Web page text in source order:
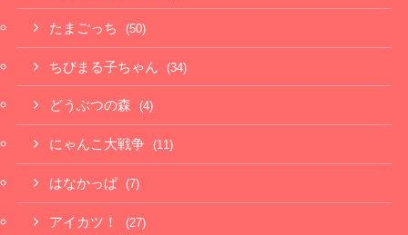
たまごっち (50)
ちびまる子ちゃん (34)
どうぶつの森 (4)
にゃんこ大戦争 (11)
はなかっぱ (7)
アイカツ！ (27)